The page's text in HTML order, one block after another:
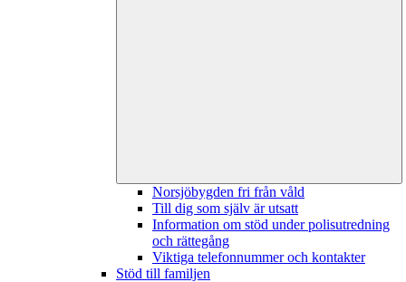
Norsjöbygden fri från våld
Till dig som själv är utsatt
Information om stöd under polisutredning
och rättegång
Viktiga telefonnummer och kontakter
Stöd till familjen